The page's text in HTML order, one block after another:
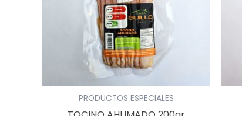
PRODUCTOS ESPECIALES